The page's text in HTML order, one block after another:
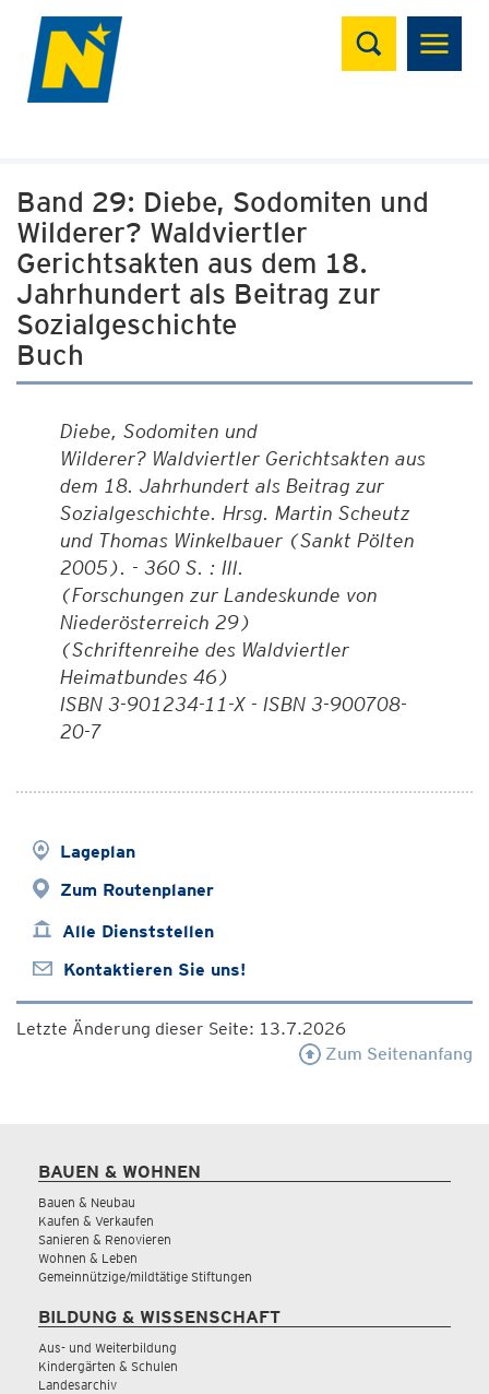
Suchen
Band 29: Diebe, Sodomiten und
Wilderer? Waldviertler
Gerichtsakten aus dem 18.
Jahrhundert als Beitrag zur
Sozialgeschichte
Buch
Diebe, Sodomiten und
Wilderer? Waldviertler Gerichtsakten aus
dem 18. Jahrhundert als Beitrag zur
Sozialgeschichte. Hrsg. Martin Scheutz
und Thomas Winkelbauer (Sankt Pölten
2005). - 360 S. : Ill.
(Forschungen zur Landeskunde von
Niederösterreich 29)
(Schriftenreihe des Waldviertler
Heimatbundes 46)
ISBN 3-901234-11-X - ISBN 3-900708-
20-7
Lageplan
Zum Routenplaner
Alle Dienststellen
Kontaktieren Sie uns!
Letzte Änderung dieser Seite: 13.7.2026
Zum Seitenanfang
BAUEN & WOHNEN
Bauen & Neubau
Kaufen & Verkaufen
Sanieren & Renovieren
Wohnen & Leben
Gemeinnützige/mildtätige Stiftungen
BILDUNG & WISSENSCHAFT
Aus- und Weiterbildung
Kindergärten & Schulen
Landesarchiv